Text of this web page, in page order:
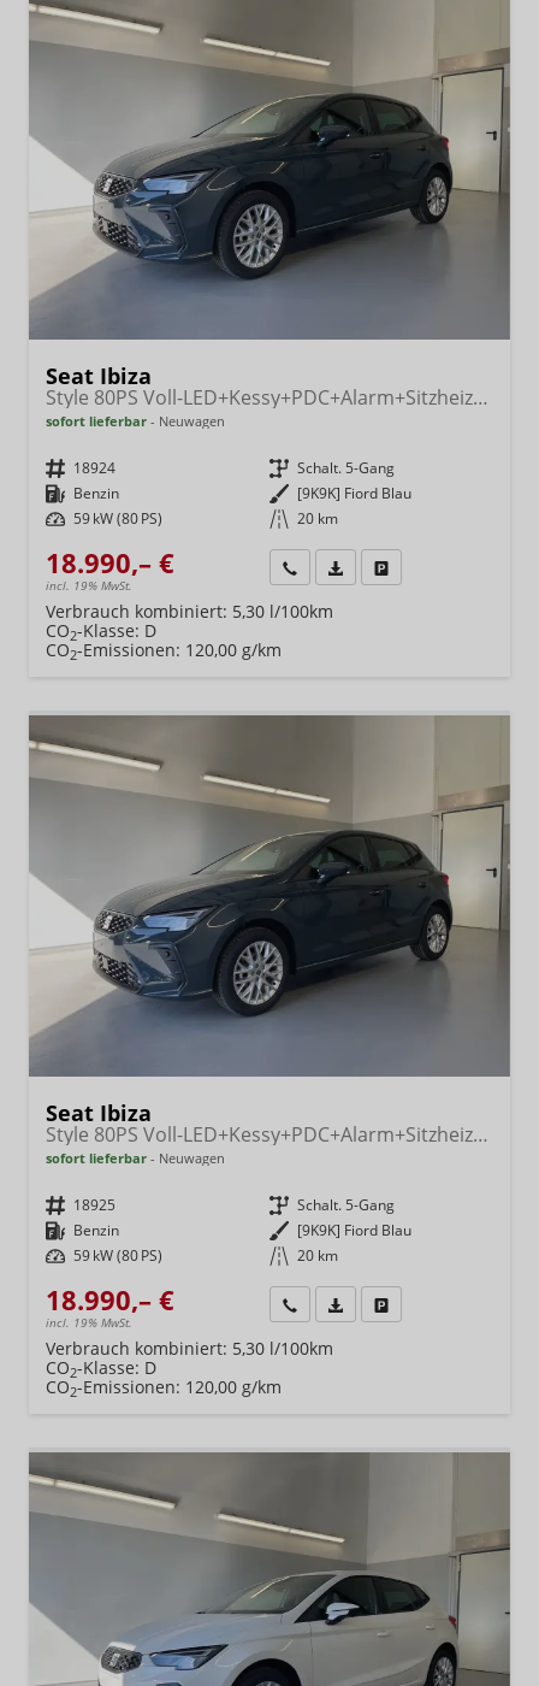
Seat Ibiza
Style 80PS Voll-LED+Kessy+PDC+Alarm+Sitzheizung+Kamera+App-Connect
sofort lieferbar Neuwagen
Fahrzeugnr. 18924 Getriebe Schalt. 5-Gang
Kraftstoff Benzin Außenfarbe [9K9K] Fiord Blau
Leistung 59 kW (80 PS) Kilometerstand 20 km
18.990,– €
incl. 19% MwSt.
Wir rufen Sie anFahrzeugexposé (PDF)
Verbrauch kombiniert: 5,30 l/100km
CO2-Klasse: D
CO2-Emissionen: 120,00 g/km
Seat Ibiza
Style 80PS Voll-LED+Kessy+PDC+Alarm+Sitzheizung+Kamera+App-Connect
sofort lieferbar Neuwagen
Fahrzeugnr. 18925 Getriebe Schalt. 5-Gang
Kraftstoff Benzin Außenfarbe [9K9K] Fiord Blau
Leistung 59 kW (80 PS) Kilometerstand 20 km
18.990,– €
incl. 19% MwSt.
Wir rufen Sie anFahrzeugexposé (PDF)
Verbrauch kombiniert: 5,30 l/100km
CO2-Klasse: D
CO2-Emissionen: 120,00 g/km